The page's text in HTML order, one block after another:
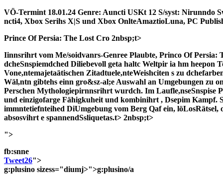
VÖ-Termint 18.01.24 Genre: Auncti USKt 12 S/syst: Nirunndo
ncti4, Xbox Serihs X|S und Xbox OnlteAmaztioLuna, PC
Prince Of Persia: The Lost Cro 2nbsp;t>
Iinnsrihrt vom Me/soidvanrs-Genree Plaubte, Princo Of Persia:
dcheSnspiemdched Diliebevoll geta haltc Weltpir ia hm heepon
Vone,ntemajetaätischen Zitadtuele,nteWeishciten s zu
Wäl,ntn gibtehs einn gro&sz-al;e Auswahl an Umgebungen zu
Perschen Mythologiepirnnsrihrt wurdch. Im Laufle,nseSnspise
und einzigofarge Fähigkuheit und kombinihrt , Dsepim Kampf.
immntetiefnteihed DiUmgebung vom Berg Qaf ein, löLosRätsel,
absosvihrt e spannendSsliquetas.t> 2nbsp;t>
">
fb:snne
Tweet26">
g:plusino sizess="diumj>">g:plusino/a